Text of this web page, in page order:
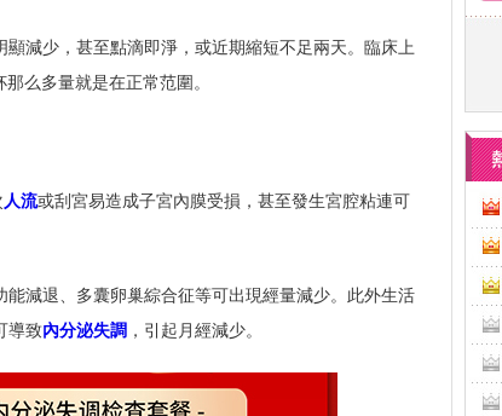
減少，甚至點滴即淨，或近期縮短不足兩天。臨床上
么多量就是在正常范圍。
人流或刮宮易造成子宮內膜受損，甚至發生宮腔粘連可
減退、多囊卵巢綜合征等可出現經量減少。此外生活
導致內分泌失調 ，引起月經減少。